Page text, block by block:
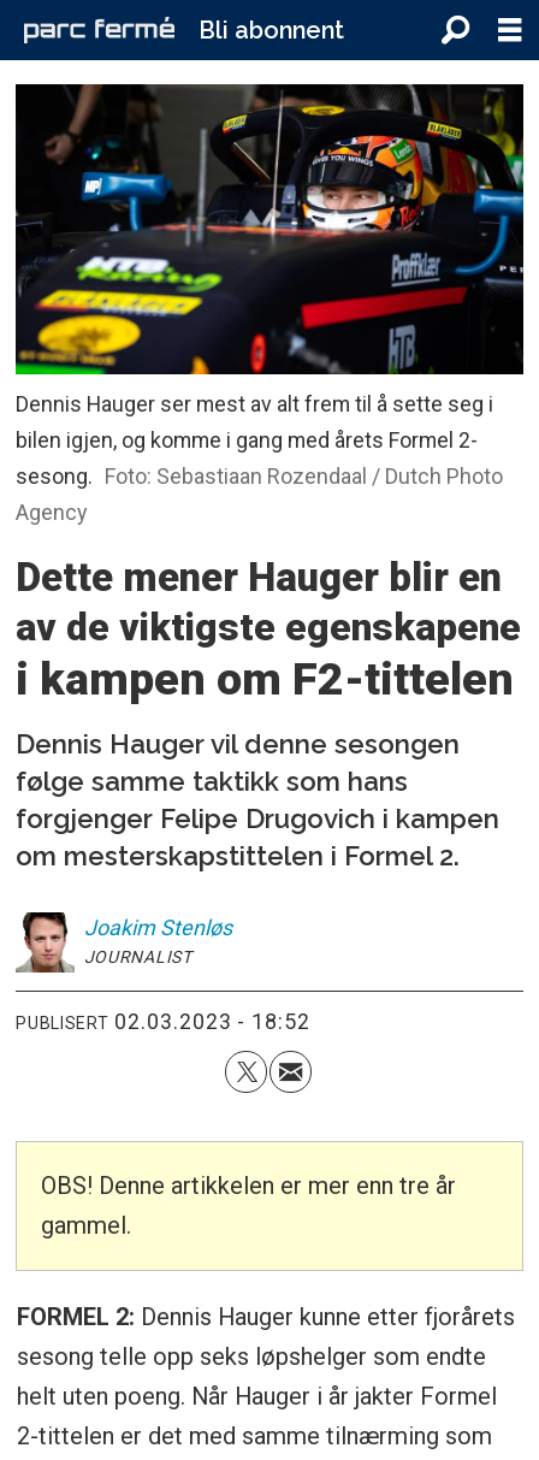
Bli abonnent
Dennis Hauger ser mest av alt frem til å sette seg i
bilen igjen, og komme i gang med årets Formel 2-
sesong. Foto: Sebastiaan Rozendaal / Dutch Photo
Agency
Dette mener Hauger blir en
av de viktigste egenskapene
i kampen om F2-tittelen
Dennis Hauger vil denne sesongen
følge samme taktikk som hans
forgjenger Felipe Drugovich i kampen
om mesterskapstittelen i Formel 2.
Joakim Stenløs
JOURNALIST
PUBLISERT 02.03.2023 - 18:52
OBS! Denne artikkelen er mer enn tre år
gammel.
FORMEL 2: Dennis Hauger kunne etter fjorårets
sesong telle opp seks løpshelger som endte
helt uten poeng. Når Hauger i år jakter Formel
2-tittelen er det med samme tilnærming som